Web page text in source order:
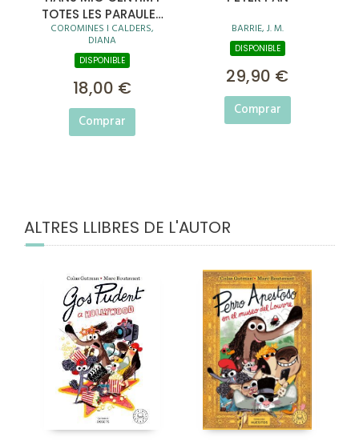
TOTES LES PARAULES
DEL MÓN
COROMINES I CALDERS,
DIANA
DISPONIBLE
18,00 €
Comprar
BARRIE, J. M.
DISPONIBLE
29,90 €
Comprar
ALTRES LLIBRES DE L'AUTOR